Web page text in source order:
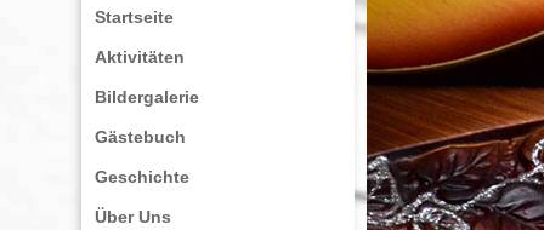
Startseite
Aktivitäten
Bildergalerie
Gästebuch
Geschichte
Über Uns